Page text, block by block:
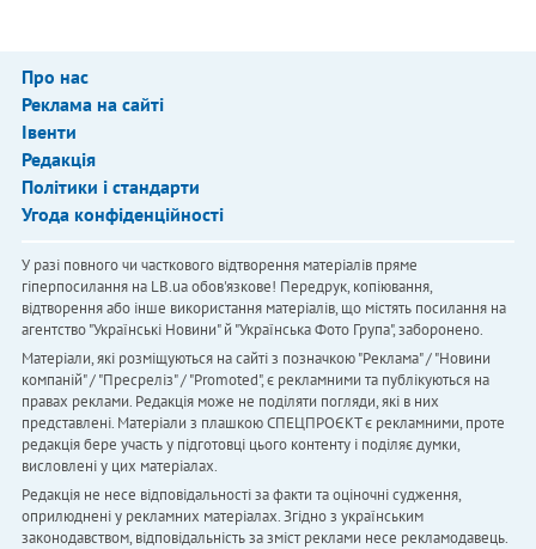
Про нас
Реклама на сайті
Івенти
Редакція
Політики і стандарти
Угода конфіденційності
У разі повного чи часткового відтворення матеріалів пряме
гіперпосилання на LB.ua обов'язкове! Передрук, копіювання,
відтворення або інше використання матеріалів, що містять посилання на
агентство "Українськi Новини" й "Українська Фото Група", заборонено.
Матеріали, які розміщуються на сайті з позначкою "Реклама" / "Новини
компаній" / "Пресреліз" / "Promoted", є рекламними та публікуються на
правах реклами. Редакція може не поділяти погляди, які в них
представлені. Матеріали з плашкою СПЕЦПРОЄКТ є рекламними, проте
редакція бере участь у підготовці цього контенту і поділяє думки,
висловлені у цих матеріалах.
Редакція не несе відповідальності за факти та оціночні судження,
оприлюднені у рекламних матеріалах. Згідно з українським
законодавством, відповідальність за зміст реклами несе рекламодавець.